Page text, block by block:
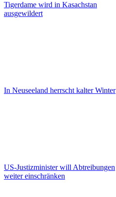
Tigerdame wird in Kasachstan
ausgewildert
In Neuseeland herrscht kalter Winter
US-Justizminister will Abtreibungen
weiter einschränken